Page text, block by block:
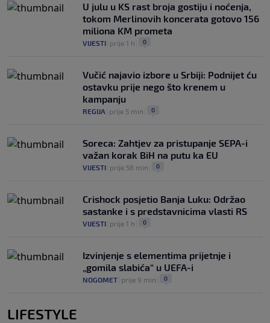
U julu u KS rast broja gostiju i noćenja,
tokom Merlinovih koncerata gotovo 156
miliona KM prometa
VIJESTI prije 1 h 0
Vučić najavio izbore u Srbiji: Podnijet ću
ostavku prije nego što krenem u
kampanju
REGIJA prije 5 min 0
Soreca: Zahtjev za pristupanje SEPA-i
važan korak BiH na putu ka EU
VIJESTI prije 56 min 0
Crishock posjetio Banja Luku: Održao
sastanke i s predstavnicima vlasti RS
VIJESTI prije 1 h 0
Izvinjenje s elementima prijetnje i
„gomila slabića“ u UEFA-i
NOGOMET prije 9 min 0
LIFESTYLE